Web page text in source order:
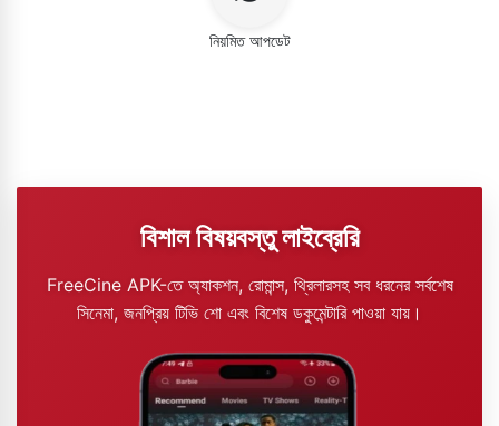
নিয়মিত আপডেট
বিশাল বিষয়বস্তু লাইব্রেরি
FreeCine APK-তে অ্যাকশন, রোমান্স, থ্রিলারসহ সব ধরনের সর্বশেষ
সিনেমা, জনপ্রিয় টিভি শো এবং বিশেষ ডকুমেন্টারি পাওয়া যায়।